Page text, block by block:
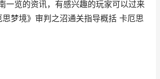
一览的资讯，有感兴趣的玩家可以过来
梦境》审判之沼通关指导概括 卡厄思